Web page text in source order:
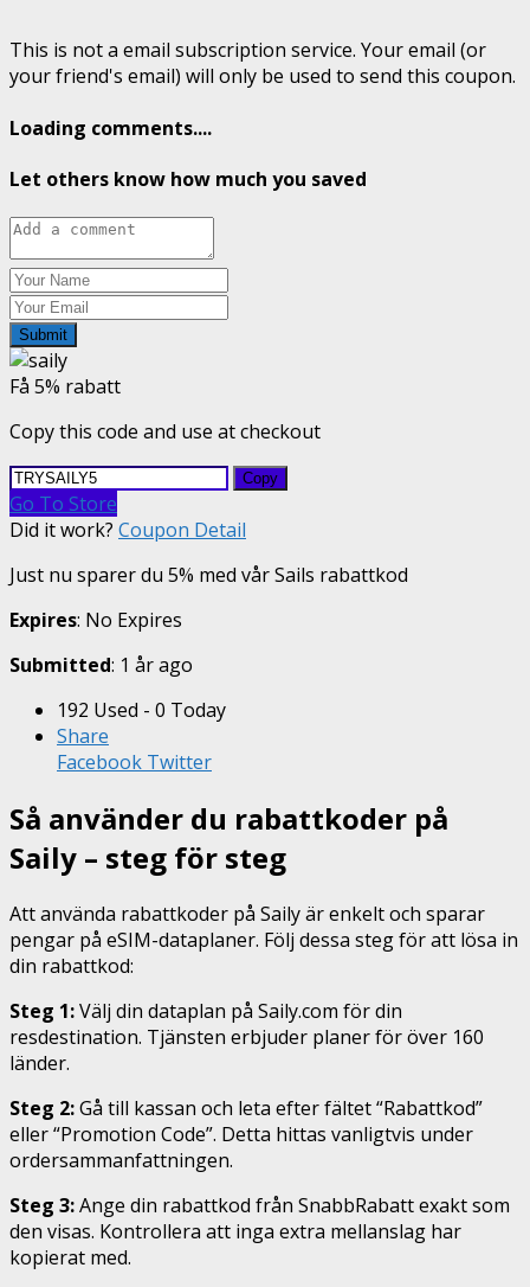
This is not a email subscription service. Your email (or
your friend's email) will only be used to send this coupon.
Loading comments....
Let others know how much you saved
Submit
Få 5% rabatt
Copy this code and use at checkout
Copy
Go To Store
Did it work? Coupon Detail
Just nu sparer du 5% med vår Sails rabattkod
Expires: No Expires
Submitted: 1 år ago
192 Used - 0 Today
Share
Facebook Twitter
Så använder du rabattkoder på
Saily – steg för steg
Att använda rabattkoder på Saily är enkelt och sparar
pengar på eSIM-dataplaner. Följ dessa steg för att lösa in
din rabattkod:
Steg 1:Välj din dataplan på Saily.com för din
resdestination. Tjänsten erbjuder planer för över 160
länder.
Steg 2:Gå till kassan och leta efter fältet “Rabattkod”
eller “Promotion Code”. Detta hittas vanligtvis under
ordersammanfattningen.
Steg 3:Ange din rabattkod från SnabbRabatt exakt som
den visas. Kontrollera att inga extra mellanslag har
kopierat med.